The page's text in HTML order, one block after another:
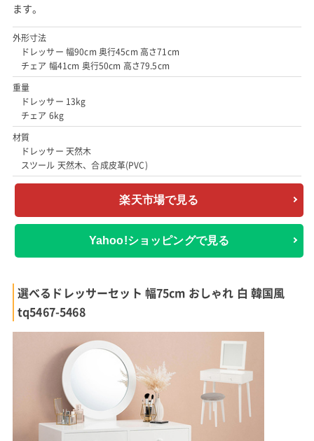
ます。
外形寸法
ドレッサー 幅90cm 奥行45cm 高さ71cm
チェア 幅41cm 奥行50cm 高さ79.5cm
重量
ドレッサー 13kg
チェア 6kg
材質
ドレッサー 天然木
スツール 天然木、合成皮革(PVC)
楽天市場で見る
Yahoo!ショッピングで見る
選べるドレッサーセット 幅75cm おしゃれ 白 韓国風
tq5467-5468